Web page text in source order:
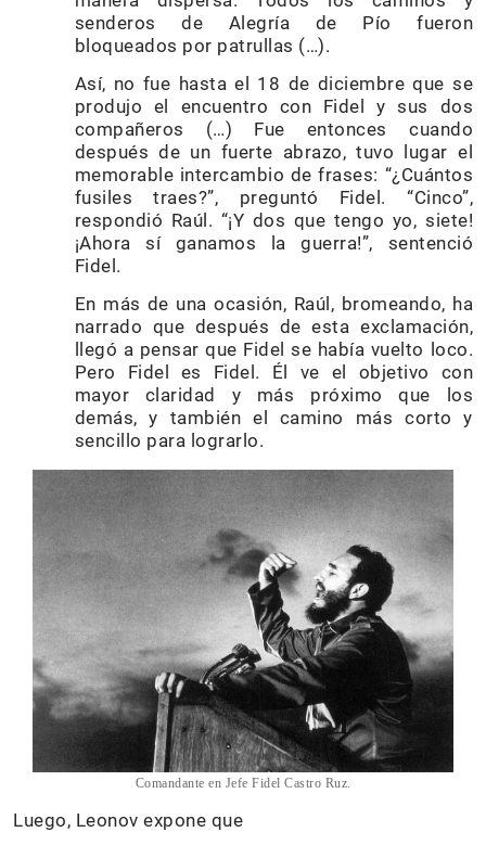
senderos de Alegría de Pío fueron
bloqueados por patrullas (…).
Así, no fue hasta el 18 de diciembre que se
produjo el encuentro con Fidel y sus dos
compañeros (…) Fue entonces cuando
después de un fuerte abrazo, tuvo lugar el
memorable intercambio de frases: “¿Cuántos
fusiles traes?”, preguntó Fidel. “Cinco”,
respondió Raúl. “¡Y dos que tengo yo, siete!
¡Ahora sí ganamos la guerra!”, sentenció
Fidel.
En más de una ocasión, Raúl, bromeando, ha
narrado que después de esta exclamación,
llegó a pensar que Fidel se había vuelto loco.
Pero Fidel es Fidel. Él ve el objetivo con
mayor claridad y más próximo que los
demás, y también el camino más corto y
sencillo para lograrlo.
Comandante en Jefe Fidel Castro Ruz.
Luego, Leonov expone que